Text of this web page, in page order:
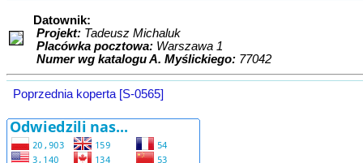
Datownik:
Projekt: Tadeusz Michaluk
Placówka pocztowa: Warszawa 1
Numer wg katalogu A. Myślickiego: 77042
Poprzednia koperta [S-0565]